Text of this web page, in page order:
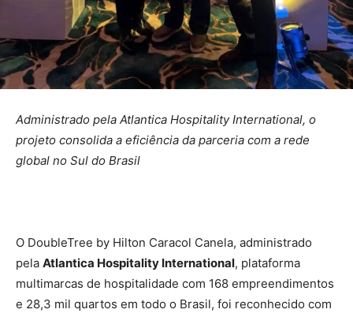
Administrado pela Atlantica Hospitality International, o
projeto consolida a eficiência da parceria com a rede
global no Sul do Brasil
O DoubleTree by Hilton Caracol Canela, administrado
pela Atlantica Hospitality International, plataforma
multimarcas de hospitalidade com 168 empreendimentos
e 28,3 mil quartos em todo o Brasil, foi reconhecido com